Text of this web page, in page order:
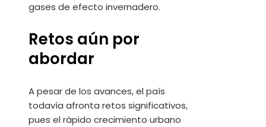
gases de efecto invernadero.
Retos aún por
abordar
A pesar de los avances, el país
todavía afronta retos significativos,
pues el rápido crecimiento urbano